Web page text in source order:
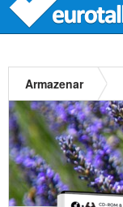
Armazenar